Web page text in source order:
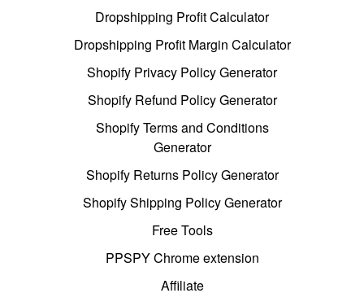
Dropshipping Profit Calculator
Dropshipping Profit Margin Calculator
Shopify Privacy Policy Generator
Shopify Refund Policy Generator
Shopify Terms and Conditions
Generator
Shopify Returns Policy Generator
Shopify Shipping Policy Generator
Free Tools
PPSPY Chrome extension
Affiliate